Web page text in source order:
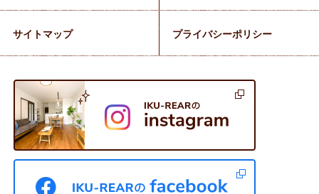
サイトマップ プライバシーポリシー